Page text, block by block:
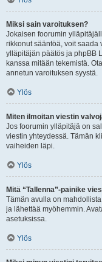
Miksi sain varoituksen?
Jokaisen foorumin
rikkonut sääntöä, voit saada
ylläpitäjän päätös ja phpBB
kanssa mitään tekemistä.
annetun varoituksen syystä.
Ylös
Miten ilmoitan viestin
Jos foorumin ylläpitäjä on
viestin yhteydessä. Tämän
vaiheiden läpi.
Ylös
Mitä “Tallenna”-painike
Tämän avulla on
ja lähettää myöhemmin.
asetuksissa.
Ylös